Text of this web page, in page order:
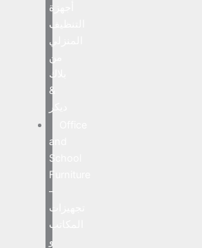
أجهزة
التنظيف
المنزلي
من
بلاك
&
ديكر
and
School
Furniture
–
تجهيزات
المكاتب
و